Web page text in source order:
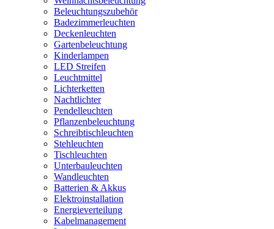
Beleuchtungszubehör
Badezimmerleuchten
Deckenleuchten
Gartenbeleuchtung
Kinderlampen
LED Streifen
Leuchtmittel
Lichterketten
Nachtlichter
Pendelleuchten
Pflanzenbeleuchtung
Schreibtischleuchten
Stehleuchten
Tischleuchten
Unterbauleuchten
Wandleuchten
Batterien & Akkus
Elektroinstallation
Energieverteilung
Kabelmanagement